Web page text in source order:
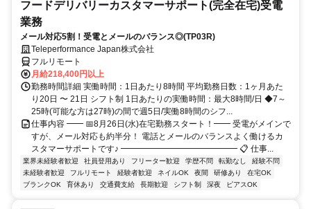
フードデリバリーカスタマーサポート(完全在宅)受電
業務
メール対応5割！受電とメールのバランス◎(TP03R)
Teleperformance Japan株式会社
フルリモート
月給218,400円以上
勤務時間詳細 実働時間：1日あたり8時間 平均勤務日数：1ヶ月あた
り20日 〜 21日 シフト制 1日あたりの実働時間：最大8時間/日 ◆7～
25時(可能な方は27時)の間で週5日/実働8時間のシフ...
仕事内容 ━━ 📅8月26日(水)在宅勤務スタート！━━ 受電がメインで
すが、メール対応も約半分！ 電話とメールのバランスよく働けるカ
スタマーサポートです♪ ━━━━━━━━━━━━━━ 📋 仕事...
業界未経験者歓迎 社員登用あり フリーター歓迎 学歴不問 転勤なし
経験不問
未経験者歓迎
フルリモート 経験者歓迎 ネイルOK 夜間 研修あり
在宅OK
ブランクOK
育休あり 交通費支給 長期歓迎 シフト制 深夜 ピアスOK